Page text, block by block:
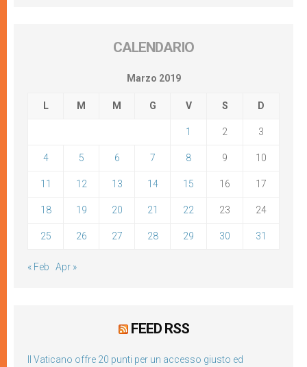
CALENDARIO
Marzo 2019
L M M G V S D
1 2 3
4 5 6 7 8 9 10
11 12 13 14 15 16 17
18 19 20 21 22 23 24
25 26 27 28 29 30 31
« Feb Apr »
FEED RSS
Il Vaticano offre 20 punti per un accesso giusto ed